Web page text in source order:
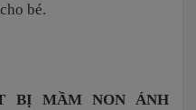
bé.
BỊ MẦM NON ÁNH